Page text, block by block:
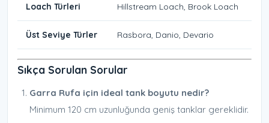
Loach Türleri Hillstream Loach, Brook Loach
Üst Seviye Türler Rasbora, Danio, Devario
Sıkça Sorulan Sorular
Garra Rufa için ideal tank boyutu nedir?
Minimum 120 cm uzunluğunda geniş tanklar gereklidir.